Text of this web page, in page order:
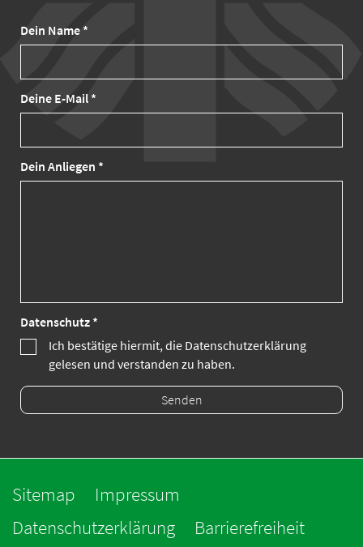
Dein Name *
Deine E-Mail *
Dein Anliegen *
Datenschutz *
Ich bestätige hiermit, die Datenschutzerklärung
gelesen und verstanden zu haben.
Sitemap
Impressum
Datenschutzerklärung
Barrierefreiheit